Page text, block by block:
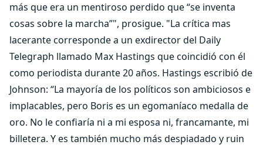
más que era un mentiroso perdido que “se inventa
cosas sobre la marcha”", prosigue. "La crítica mas
lacerante corresponde a un exdirector del Daily
Telegraph llamado Max Hastings que coincidió con él
como periodista durante 20 años. Hastings escribió de
Johnson: “La mayoría de los políticos son ambiciosos e
implacables, pero Boris es un egomaníaco medalla de
oro. No le confiaría ni a mi esposa ni, francamante, mi
billetera. Y es también mucho más despiadado y ruin